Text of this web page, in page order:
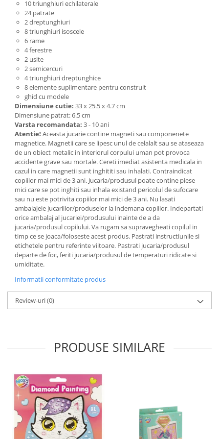
10 triunghiuri echilaterale
24 patrate
2 dreptunghiuri
8 triunghiuri isoscele
6 rame
4 ferestre
2 usite
2 semicercuri
4 triunghiuri dreptunghice
8 elemente suplimentare pentru construit
ghid cu modele
Dimensiune cutie: 33 x 25.5 x 4.7 cm
Dimensiune patrat: 6.5 cm
Varsta recomandata: 3 - 10 ani
Atentie! Aceasta jucarie contine magneti sau componenete
magnetice. Magnetii care se lipesc unul de celalalt sau se ataseaza
de un obiect metalic in interiorul corpului uman pot provoca
accidente grave sau mortale. Cereti imediat asistenta medicala in
cazul in care magnetii sunt inghititi sau inhalati. Contraindicat
copiilor mai mici de 3 ani. Jucaria/produsul poate contine piese
mici care se pot inghiti sau inhala existand pericolul de sufocare
sau nu este potrivita copiilor mai mici de 3 ani. Nu lasati
ambalajele jucariilor/produselor la indemana copiilor. Indepartati
orice ambalaj al jucariei/produsului inainte de a da
jucaria/produsul copilului. Va rugam sa supravegheati copilul in
timp ce se joaca/foloseste acest produs. Pastrati instructiunile si
etichetele pentru referinte viitoare. Pastrati jucaria/produsul
departe de foc, feriti jucaria/produsul de temperaturi ridicate si
umiditate.
Informatii conformitate produs
Review-uri(0)
PRODUSE SIMILARE